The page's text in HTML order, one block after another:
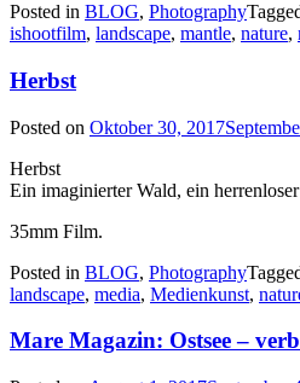
Posted in BLOG, Photography
ishootfilm, landscape, mantle, nature,
Herbst
Posted on Oktober 30, 2017
Herbst
Ein imaginierter Wald, ein
35mm Film.
Posted in BLOG, Photography
landscape, media, Medienkunst,
Mare Magazin: Ostsee –